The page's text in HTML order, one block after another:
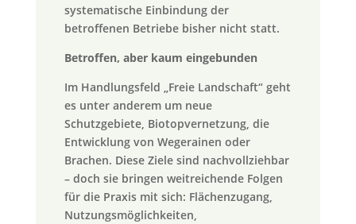
systematische Einbindung der
betroffenen Betriebe bisher nicht statt.
Betroffen, aber kaum eingebunden
Im Handlungsfeld „Freie Landschaft“ geht
es unter anderem um neue
Schutzgebiete, Biotopvernetzung, die
Entwicklung von Wegerainen oder
Brachen. Diese Ziele sind nachvollziehbar
– doch sie bringen weitreichende Folgen
für die Praxis mit sich: Flächenzugang,
Nutzungsmöglichkeiten,